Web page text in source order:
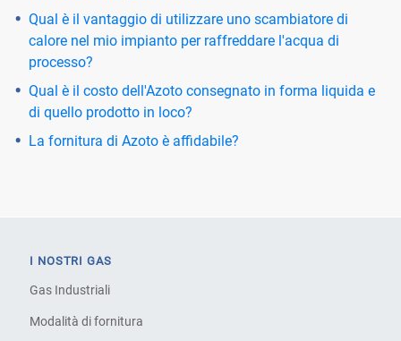
Qual è il vantaggio di utilizzare uno scambiatore di
calore nel mio impianto per raffreddare l'acqua di
processo?
Qual è il costo dell'Azoto consegnato in forma liquida e
di quello prodotto in loco?
La fornitura di Azoto è affidabile?
I NOSTRI GAS
Gas Industriali
Modalità di fornitura